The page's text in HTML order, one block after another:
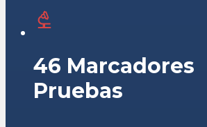
46 Marcadores
Pruebas